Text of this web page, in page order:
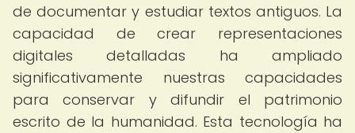
de documentar y estudiar textos antiguos. La
capacidad de crear representaciones
digitales detalladas ha ampliado
significativamente nuestras capacidades
para conservar y difundir el patrimonio
escrito de la humanidad. Esta tecnología ha